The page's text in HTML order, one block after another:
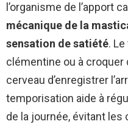
l’organisme de l’apport
mécanique de la
sensation de satiété.
clémentine ou à
cerveau d’enregistrer
temporisation aide à
de la journée, évitant